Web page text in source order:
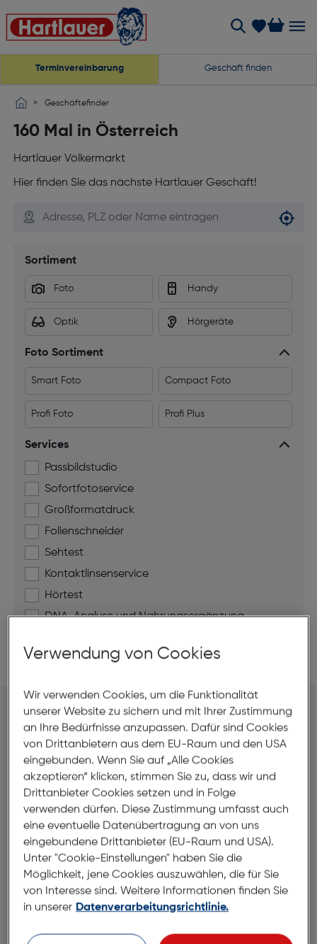
Terminvereinbarung Geschäft finden
Geschäftefinder
160 Mal in Österreich
Hartlauer Völkermarkt
Hier finden Sie das nächste Hartlauer Geschäft!
Sortiment
Foto Handy
Optik Hörgeräte
Foto Sortiment
Smart Foto Compact Foto
Profi Foto Profi Plus
Services
Passbildstudio
Sofortfotoservice
Großformatdruck
Folienschneider
Sehtest
Kontaktlinsenservice
Hörtest
DNA-Analyse und Nahrungsergänzung
Geschäfte im Umkreis
Hartlauer Völkermarkt
Hauptplatz 7
9100 Völkermarkt
(050) 61358901
Jetzt Termin vereinbaren
Routenplaner
geschaeft089@hartlauer.at
Öffnungszeiten
Verwendung von Cookies
Wir verwenden Cookies, um die Funktionalität
unserer Website zu sichern und mit Ihrer Zustimmung
an Ihre Bedürfnisse anzupassen. Dafür sind Cookies
von Drittanbietern aus dem EU-Raum und den USA
eingebunden. Wenn Sie auf „Alle Cookies
akzeptieren“ klicken, stimmen Sie zu, dass wir und
Drittanbieter Cookies setzen und in Folge
verwenden dürfen. Diese Zustimmung umfasst auch
eine eventuelle Datenübertragung an von uns
eingebundene Drittanbieter (EU-Raum und USA).
Unter "Cookie-Einstellungen" haben Sie die
Möglichkeit, jene Cookies auszuwählen, die für Sie
von Interesse sind. Weitere Informationen finden Sie
in unserer Datenverarbeitungsrichtlinie.